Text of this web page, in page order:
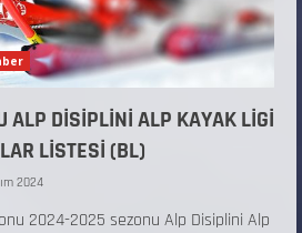
DİSİPLİNİ ALP KAYAK LİGİ
LİSTESİ (BL)
2024
2024-2025 sezonu Alp Disiplini Alp